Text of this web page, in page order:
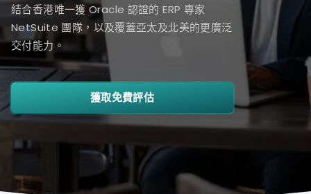
結合香港唯一獲 Oracle 認證的 ERP 專家
NetSuite 團隊，以及覆蓋亞太及北美的更廣泛
交付能力。
獲取免費評估